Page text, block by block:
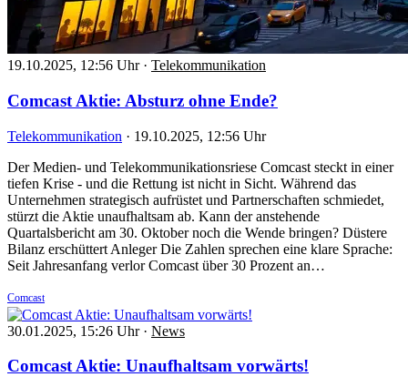
19.10.2025, 12:56 Uhr · Telekommunikation
Comcast Aktie: Absturz ohne Ende?
Telekommunikation · 19.10.2025, 12:56 Uhr
Der Medien- und Telekommunikationsriese Comcast steckt in einer
tiefen Krise - und die Rettung ist nicht in Sicht. Während das
Unternehmen strategisch aufrüstet und Partnerschaften schmiedet,
stürzt die Aktie unaufhaltsam ab. Kann der anstehende
Quartalsbericht am 30. Oktober noch die Wende bringen? Düstere
Bilanz erschüttert Anleger Die Zahlen sprechen eine klare Sprache:
Seit Jahresanfang verlor Comcast über 30 Prozent an…
Comcast
30.01.2025, 15:26 Uhr · News
Comcast Aktie: Unaufhaltsam vorwärts!